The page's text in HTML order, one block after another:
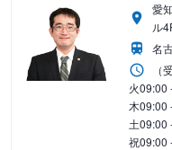
愛
ル
名
（
火09:00
木09:00
土09:00
祝09:00